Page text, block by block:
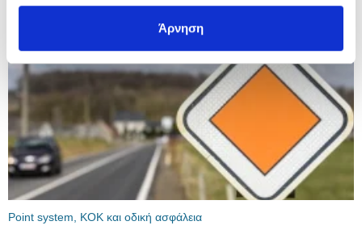
Άρνηση
Point system, ΚΟΚ και οδική ασφάλεια